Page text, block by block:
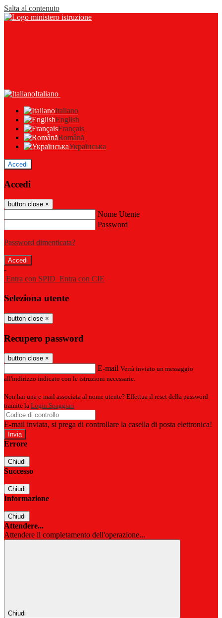
Salta al contenuto
Italiano
Italiano
English
Français
Română
Українська
Accedi
Accedi
button close ×
Nome Utente
Password
Password dimenticata?
-
Entra con SPID Entra con CIE
Seleziona utente
button close ×
Recupero password
button close ×
E-mail Verrà inviato un messaggio
all'indirizzo indicato con le istruzioni necessarie.
Non hai una e-mail associata al nome utente? Effettua il reset della password
tramite la Login Spaggiari
E-mail inviata, si prega di controllare la casella di posta elettronica!
Errore
Chiudi
Successo
Chiudi
Informazione
Chiudi
Attendere...
Attendere il completamento dell'operazione...
Chiudi